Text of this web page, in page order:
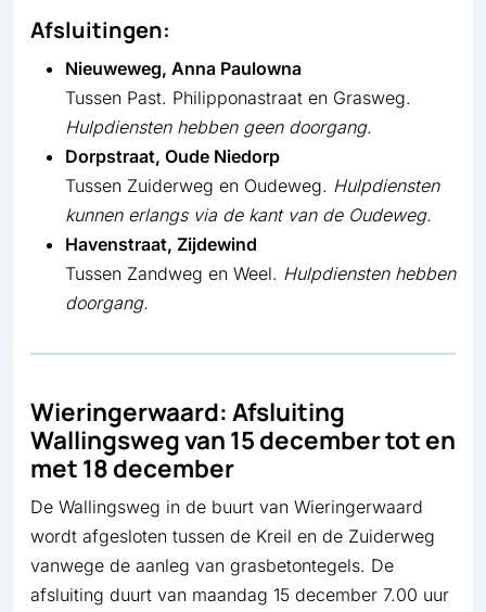
Afsluitingen:
Nieuweweg, Anna Paulowna
Tussen Past. Philipponastraat en Grasweg.
Hulpdiensten hebben geen doorgang.
Dorpstraat, Oude Niedorp
Tussen Zuiderweg en Oudeweg. Hulpdiensten
kunnen erlangs via de kant van de Oudeweg.
Havenstraat, Zijdewind
Tussen Zandweg en Weel. Hulpdiensten hebben
doorgang.
Wieringerwaard: Afsluiting
Wallingsweg van 15 december tot en
met 18 december
De Wallingsweg in de buurt van Wieringerwaard
wordt afgesloten tussen de Kreil en de Zuiderweg
vanwege de aanleg van grasbetontegels. De
afsluiting duurt van maandag 15 december 7.00 uur